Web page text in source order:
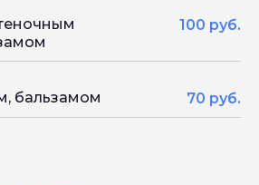
100 руб.
бальзамом 70 руб.